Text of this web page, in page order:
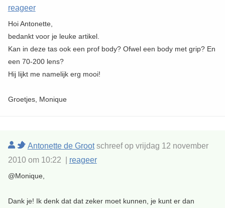
reageer
Hoi Antonette,
bedankt voor je leuke artikel.
Kan in deze tas ook een prof body? Ofwel een body met grip? En
een 70-200 lens?
Hij lijkt me namelijk erg mooi!
Groetjes, Monique
Antonette de Grootschreef op vrijdag 12 november
2010 om 10:22 | reageer
@Monique,
Dank je! Ik denk dat dat zeker moet kunnen, je kunt er dan